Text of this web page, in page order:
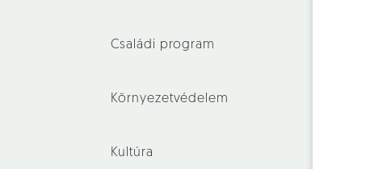
Családi program
Környezetvédelem
Kultúra